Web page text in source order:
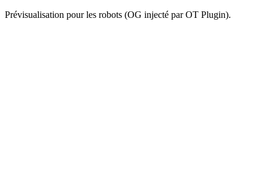
Prévisualisation pour les robots (OG injecté par OT Plugin).